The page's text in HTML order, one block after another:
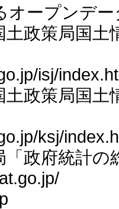
オープンデ
土政策局国
isj/
土政策局国
ksj/
「政府統計